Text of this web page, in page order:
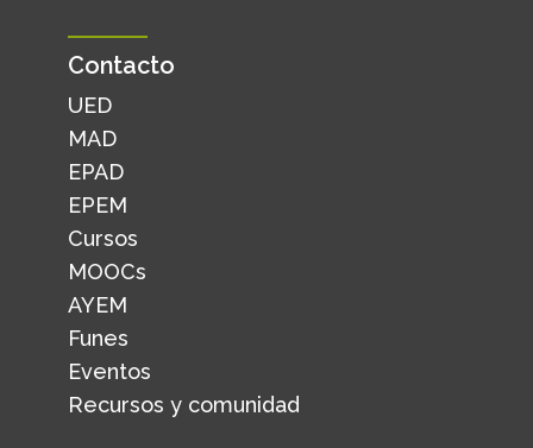
Contacto
UED
MAD
EPAD
EPEM
Cursos
MOOCs
AYEM
Funes
Eventos
Recursos y comunidad